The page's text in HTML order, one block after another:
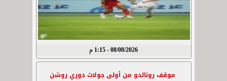
08/08/2026 - 1:15 م
موقف رونالدو من أولى جولات دوري روشن